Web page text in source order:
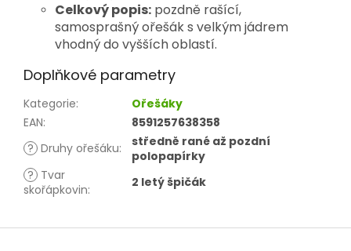
Celkový popis: pozdně rašící,
samosprašný ořešák s velkým jádrem
vhodný do vyšších oblastí.
Doplňkové parametry
Kategorie:
Ořešáky
EAN:
8591257638358
? Druhy ořešáku:
středně rané až pozdní
polopapírky
? Tvar
skořápkovin: 2 letý špičák
Z